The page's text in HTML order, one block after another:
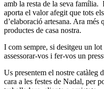
amb la resta de la seva família.
aporta el valor afegit que tots
d’elaboració artesana. Ara més
productes de casa nostra.
I com sempre, si desitgeu un
assessorar-vos i fer-vos un
Us presentem el nostre catàleg
cara a les festes de Nadal, per